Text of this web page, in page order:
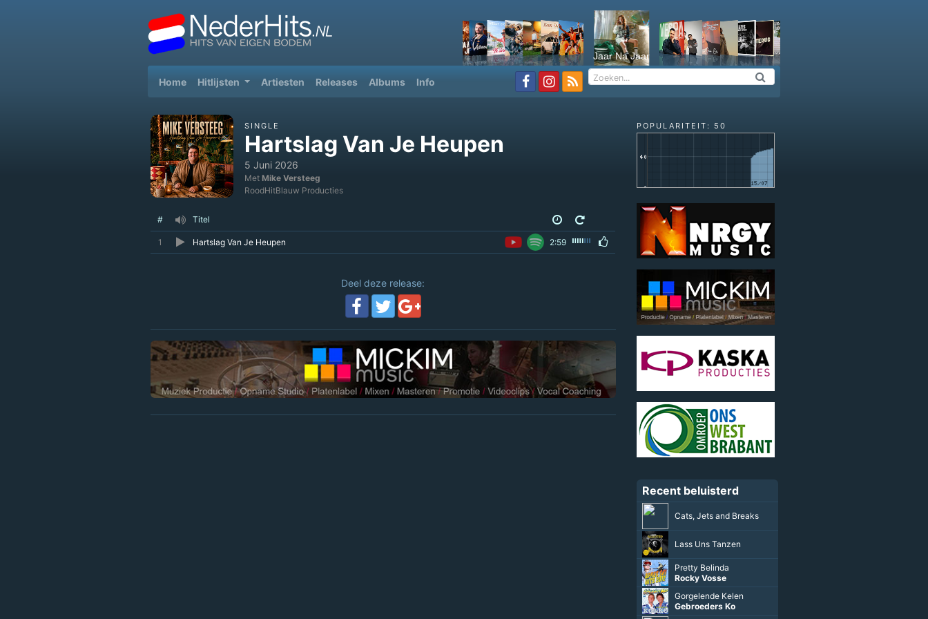
Jaar Na Jaar
Home(current)
Hitlijsten Artiesten Releases Albums Info
SINGLE
Hartslag Van Je Heupen
5 Juni 2026
Met Mike Versteeg
RoodHitBlauw Producties
# Titel
1 Hartslag Van Je Heupen 2:59
Deel deze release:
POPULARITEIT: 50
Recent beluisterd
Cats, Jets and Breaks
Lass Uns Tanzen
Pretty Belinda
Rocky Vosse
Gorgelende Kelen
Gebroeders Ko